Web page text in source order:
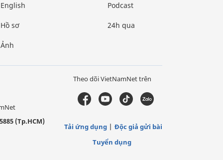
English
Hồ sơ
Ảnh
Podcast
24h qua
(Tp.HCM)
Theo dõi VietNamNet trên
Tải ứng dụng
Độc giả gửi bài
Tuyển dụng